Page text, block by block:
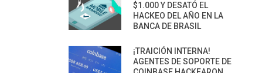
$1.000 Y DESATÓ EL
HACKEO DEL AÑO EN LA
BANCA DE BRASIL
¡TRAICIÓN INTERNA!
AGENTES DE SOPORTE DE